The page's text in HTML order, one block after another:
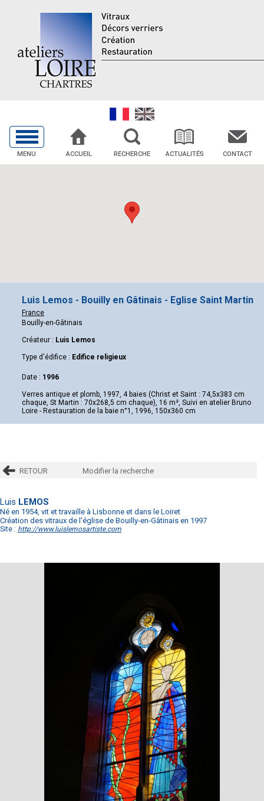
MENU ACCUEIL RECHERCHE ACTUALITÉS CONTACT
Luis Lemos - Bouilly en Gâtinais - Eglise Saint Martin
France
Bouilly-en-Gâtinais
Créateur : Luis Lemos
Type d'édifice : Edifice religieux
Date : 1996
Verres antique et plomb, 1997, 4 baies (Christ et Saint : 74,5x383 cm
chaque, St Martin : 70x268,5 cm chaque), 16 m², Suivi en atelier Bruno
Loire - Restauration de la baie n°1, 1996, 150x360 cm
RETOUR Modifier la recherche
Luis LEMOS
Né en 1954, vit et travaille à Lisbonne et dans le Loiret
Création des vitraux de l'église de Bouilly-en-Gâtinais en 1997
Site : http://www.luislemosartiste.com